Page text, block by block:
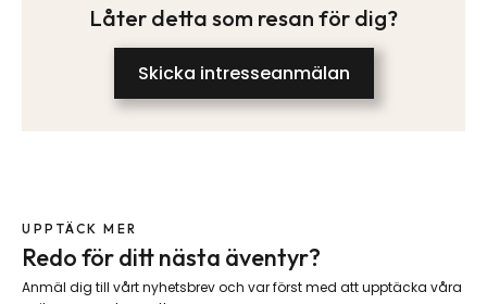
Låter detta som resan för dig?
Skicka intresseanmälan
UPPTÄCK MER
Redo för ditt nästa äventyr?
Anmäl dig till vårt nyhetsbrev och var först med att upptäcka våra